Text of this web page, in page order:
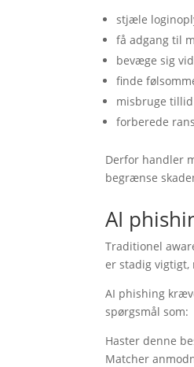
stjæle
få adgang til
bevæge sig
finde
misbruge
forberede
Derfor handler
begrænse
AI
Traditionel
er stadig vigtigt,
AI phishing
spørgsmål som:
Haster denne
Matcher